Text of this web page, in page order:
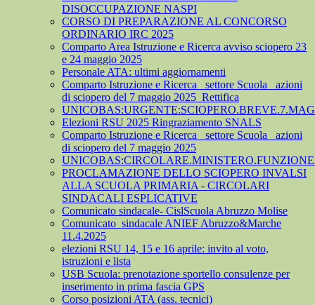
DISOCCUPAZIONE NASPI
CORSO DI PREPARAZIONE AL CONCORSO
ORDINARIO IRC 2025
Comparto Area Istruzione e Ricerca avviso sciopero 23
e 24 maggio 2025
Personale ATA: ultimi aggiornamenti
Comparto Istruzione e Ricerca_ settore Scuola_ azioni
di sciopero del 7 maggio 2025_Rettifica
Elezioni RSU 2025 Ringraziamento SNALS
Comparto Istruzione e Ricerca_ settore Scuola_ azioni
di sciopero del 7 maggio 2025
PROCLAMAZIONE DELLO SCIOPERO INVALSI
ALLA SCUOLA PRIMARIA - CIRCOLARI
SINDACALI ESPLICATIVE
Comunicato sindacale- CislScuola Abruzzo Molise
Comunicato_sindacale ANIEF Abruzzo&Marche
11.4.2025
elezioni RSU 14, 15 e 16 aprile: invito al voto,
istruzioni e lista
USB Scuola: prenotazione sportello consulenze per
inserimento in prima fascia GPS
Corso posizioni ATA (ass. tecnici)